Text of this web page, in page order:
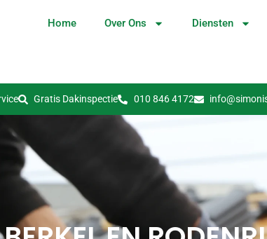
Home Over Ons Diensten
Gratis Dakinspectie 010 846 4172